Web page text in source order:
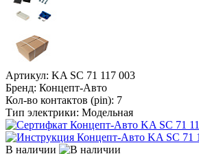
Артикул: KA SC 71 117 003
Бренд: Концепт-Авто
Кол-во контактов (pin): 7
Тип электрики: Модельная
В наличии